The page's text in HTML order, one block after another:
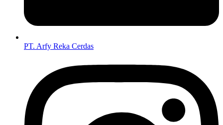
PT. Arfy Reka Cerdas